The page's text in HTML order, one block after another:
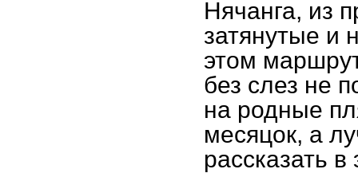
Нячанга, из
затянутые и
этом
без слез не
на родные
месяцок, а
рассказать в